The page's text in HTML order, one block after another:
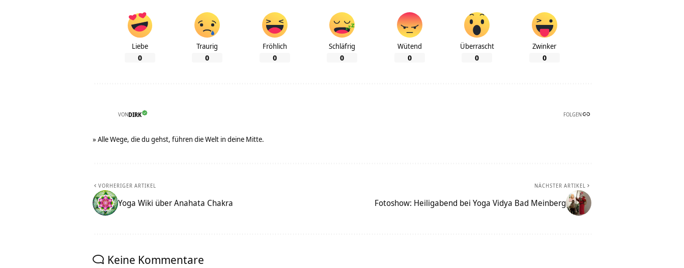
Liebe
0
Traurig
0
Fröhlich
0
Schläfrig
0
Wütend
0
Überrascht
0
Zwinker
0
VONDIRK FOLGEN
» Alle Wege, die du gehst, führen die Welt in deine Mitte.
VORHERIGER ARTIKEL
Yoga Wiki über Anahata Chakra
NÄCHSTER ARTIKEL
Fotoshow: Heiligabend bei Yoga Vidya Bad Meinberg
Keine Kommentare